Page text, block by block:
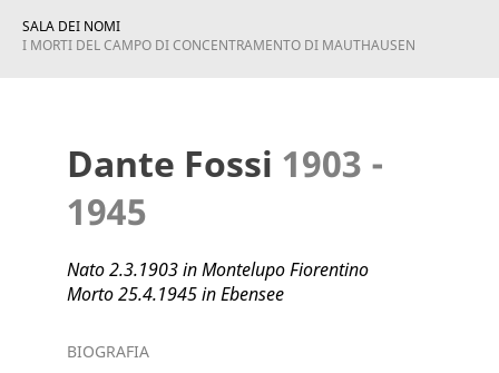
SALA DEI NOMI
I MORTI DEL CAMPO DI CONCENTRAMENTO DI MAUTHAUSEN
Dante Fossi 1903 -
1945
Nato 2.3.1903 in Montelupo Fiorentino
Morto 25.4.1945 in Ebensee
BIOGRAFIA